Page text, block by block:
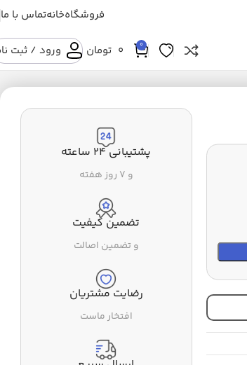
فروشگاهخانهتماس با ما
0
0 تومان ورود / ثبت
پشتیبانی ۲۴ ساعته
و ۷ روز هفته
تضمین کیفیت
و تضمین اصالت
رضایت مشتریان
افتخار ماست